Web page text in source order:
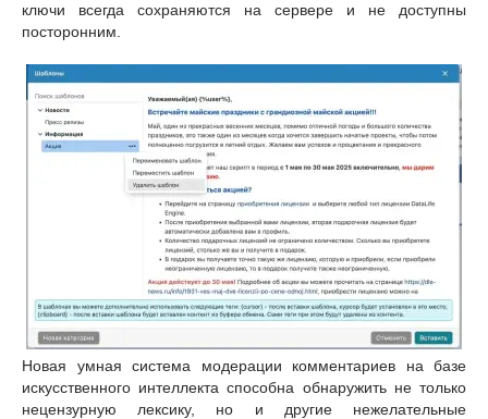
ключи всегда сохраняются на сервере и не доступны
посторонним.
Новая умная система модерации комментариев на базе
искусственного интеллекта способна обнаружить не только
нецензурную лексику, но и другие нежелательные